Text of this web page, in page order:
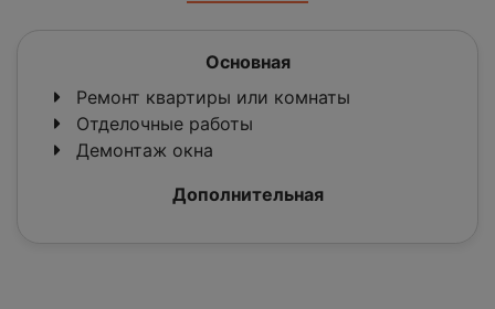
Основная
Ремонт квартиры или комнаты
Отделочные работы
Демонтаж окна
Дополнительная